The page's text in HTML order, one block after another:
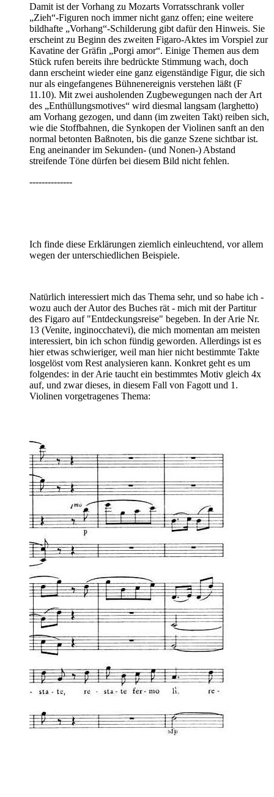
Damit ist der Vorhang zu Mozarts Vorratsschrank voller
„Zieh“-Figuren noch immer nicht ganz offen; eine weitere
bildhafte „Vorhang“-Schilderung gibt dafür den Hinweis. Sie
erscheint zu Beginn des zweiten Figaro-Aktes im Vorspiel zur
Kavatine der Gräfin „Porgi amor“. Einige Themen aus dem
Stück rufen bereits ihre bedrückte Stimmung wach, doch
dann erscheint wieder eine ganz eigenständige Figur, die sich
nur als eingefangenes Bühnenereignis verstehen läßt (F
11.10). Mit zwei ausholenden Zugbewegungen nach der Art
des „Enthüllungsmotives“ wird diesmal langsam (larghetto)
am Vorhang gezogen, und dann (im zweiten Takt) reiben sich,
wie die Stoffbahnen, die Synkopen der Violinen sanft an den
normal betonten Baßnoten, bis die ganze Szene sichtbar ist.
Eng aneinander im Sekunden- (und Nonen-) Abstand
streifende Töne dürfen bei diesem Bild nicht fehlen.
--------------
Ich finde diese Erklärungen ziemlich einleuchtend, vor allem
wegen der unterschiedlichen Beispiele.
Natürlich interessiert mich das Thema sehr, und so habe ich -
wozu auch der Autor des Buches rät - mich mit der Partitur
des Figaro auf "Entdeckungsreise" begeben. In der Arie Nr.
13 (Venite, inginocchatevi), die mich momentan am meisten
interessiert, bin ich schon fündig geworden. Allerdings ist es
hier etwas schwieriger, weil man hier nicht bestimmte Takte
losgelöst vom Rest analysieren kann. Konkret geht es um
folgendes: in der Arie taucht ein bestimmtes Motiv gleich 4x
auf, und zwar dieses, in diesem Fall von Fagott und 1.
Violinen vorgetragenes Thema: